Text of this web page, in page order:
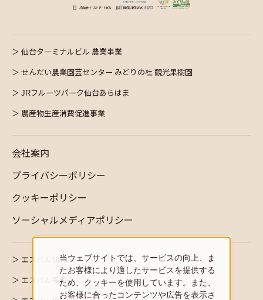
仙台ターミナルビル 農業事業
せんだい農業園芸センター みどりの杜 観光果樹園
JRフルーツパーク仙台あらはま
農産物生産消費促進事業
会社案内
プライバシーポリシー
クッキーポリシー
ソーシャルメディアポリシー
エスパル仙台
エスパル福島
当ウェブサイトでは、サービスの向上、ま
たお客様により適したサービスを提供する
ため、クッキーを使用しています。また、
お客様に合ったコンテンツや広告を表示さ